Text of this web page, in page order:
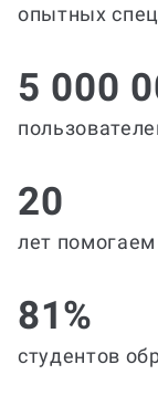
опытных
5 000
20
лет
81%
студентов